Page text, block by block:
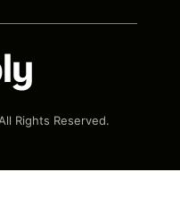
Rights Reserved.